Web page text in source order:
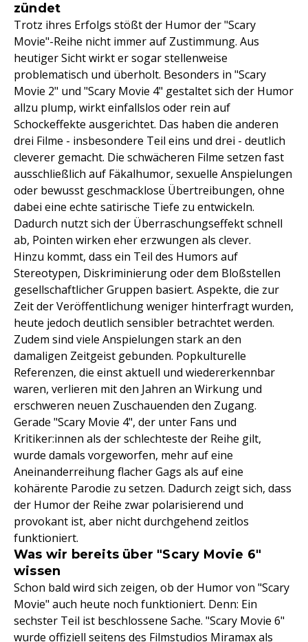
zündet
Trotz ihres Erfolgs stößt der Humor der "Scary
Movie"-Reihe nicht immer auf Zustimmung. Aus
heutiger Sicht wirkt er sogar stellenweise
problematisch und überholt. Besonders in "Scary
Movie 2" und "Scary Movie 4" gestaltet sich der Humor
allzu plump, wirkt einfallslos oder rein auf
Schockeffekte ausgerichtet. Das haben die anderen
drei Filme - insbesondere Teil eins und drei - deutlich
cleverer gemacht. Die schwächeren Filme setzen fast
ausschließlich auf Fäkalhumor, sexuelle Anspielungen
oder bewusst geschmacklose Übertreibungen, ohne
dabei eine echte satirische Tiefe zu entwickeln.
Dadurch nutzt sich der Überraschungseffekt schnell
ab, Pointen wirken eher erzwungen als clever.
Hinzu kommt, dass ein Teil des Humors auf
Stereotypen, Diskriminierung oder dem Bloßstellen
gesellschaftlicher Gruppen basiert. Aspekte, die zur
Zeit der Veröffentlichung weniger hinterfragt wurden,
heute jedoch deutlich sensibler betrachtet werden.
Zudem sind viele Anspielungen stark an den
damaligen Zeitgeist gebunden. Popkulturelle
Referenzen, die einst aktuell und wiedererkennbar
waren, verlieren mit den Jahren an Wirkung und
erschweren neuen Zuschauenden den Zugang.
Gerade "Scary Movie 4", der unter Fans und
Kritiker:innen als der schlechteste der Reihe gilt,
wurde damals vorgeworfen, mehr auf eine
Aneinanderreihung flacher Gags als auf eine
kohärente Parodie zu setzen. Dadurch zeigt sich, dass
der Humor der Reihe zwar polarisierend und
provokant ist, aber nicht durchgehend zeitlos
funktioniert.
Was wir bereits über "Scary Movie 6"
wissen
Schon bald wird sich zeigen, ob der Humor von "Scary
Movie" auch heute noch funktioniert. Denn: Ein
sechster Teil ist beschlossene Sache. "Scary Movie 6"
wurde offiziell seitens des Filmstudios Miramax als